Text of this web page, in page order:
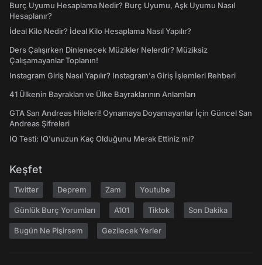
Burç Uyumu Hesaplama Nedir? Burç Uyumu, Aşk Uyumu Nasıl
Hesaplanır?
İdeal Kilo Nedir? İdeal Kilo Hesaplama Nasıl Yapılır?
Ders Çalışırken Dinlenecek Müzikler Nelerdir? Müziksiz
Çalışamayanlar Toplanın!
Instagram Giriş Nasıl Yapılır? Instagram'a Giriş İşlemleri Rehberi
41 Ülkenin Bayrakları ve Ülke Bayraklarının Anlamları
GTA San Andreas Hileleri! Oynamaya Doyamayanlar İçin Güncel San
Andreas Şifreleri
IQ Testi: IQ'unuzun Kaç Olduğunu Merak Ettiniz mi?
Keşfet
Twitter Deprem Zam Youtube
Günlük Burç Yorumları A101 Tiktok Son Dakika
Bugün Ne Pişirsem Gezilecek Yerler